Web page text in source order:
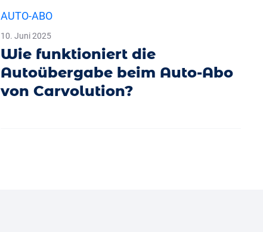
AUTO-ABO
10. Juni 2025
Wie funktioniert die
Autoübergabe beim Auto-Abo
von Carvolution?